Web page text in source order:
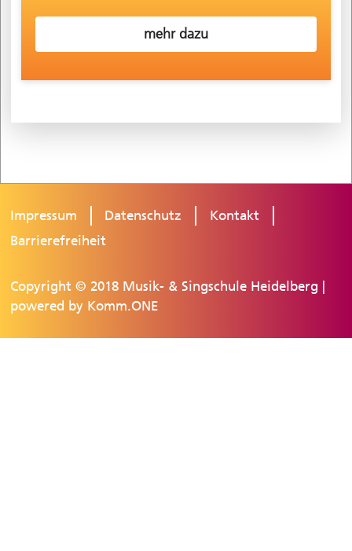
mehr dazu
Impressum Datenschutz
Kontakt
Barrierefreiheit
Copyright © 2018 Musik- & Singschule Heidelberg |
powered by Komm.ONE